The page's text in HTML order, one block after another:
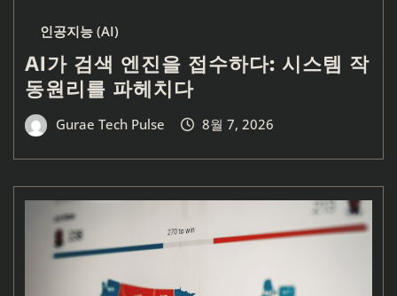
인공지능 (AI)
AI가 검색 엔진을 접수하다: 시스템 작
동원리를 파헤치다
Gurae Tech Pulse 8월 7, 2026